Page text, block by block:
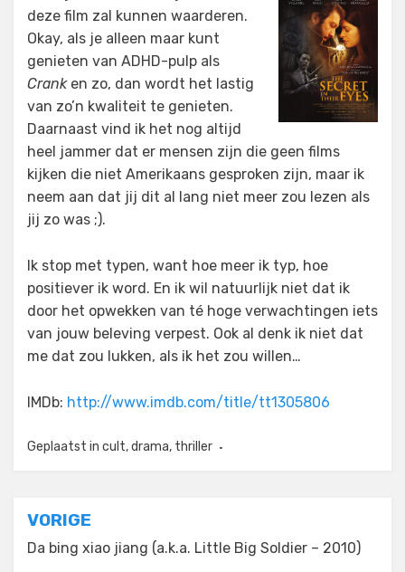
deze film zal kunnen waarderen.
Okay, als je alleen maar kunt
genieten van ADHD-pulp als
Cranken zo, dan wordt het lastig
van zo’n kwaliteit te genieten.
Daarnaast vind ik het nog altijd
heel jammer dat er mensen zijn die geen films
kijken die niet Amerikaans gesproken zijn, maar ik
neem aan dat jij dit al lang niet meer zou lezen als
jij zo was ;).
Ik stop met typen, want hoe meer ik typ, hoe
positiever ik word. En ik wil natuurlijk niet dat ik
door het opwekken van té hoge verwachtingen iets
van jouw beleving verpest. Ook al denk ik niet dat
me dat zou lukken, als ik het zou willen…
IMDb: http://www.imdb.com/title/tt1305806
Geplaatst in cult,drama, thriller
Bericht
navigatie
VORIGE
Da bing xiao jiang (a.k.a. Little Big Soldier – 2010)